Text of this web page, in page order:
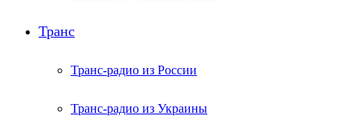
Транс
Транс-радио из России
Транс-радио из Украины